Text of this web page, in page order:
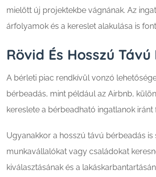
mielőtt új projektekbe vágnának. Az
árfolyamok és a kereslet alakulása is
Rövid És Hosszú
A bérleti piac rendkívül vonzó
bérbeadás, mint például az Airbnb,
kereslete a bérbeadható ingatlanok
Ugyanakkor a hosszú távú bérbeadás
munkavállalókat vagy családokat
kiválasztásának és a